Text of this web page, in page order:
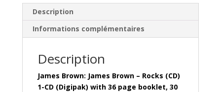
Description
Informations complémentaires
Description
James Brown: James Brown – Rocks (CD)
1-CD (Digipak) with 36 page booklet, 30